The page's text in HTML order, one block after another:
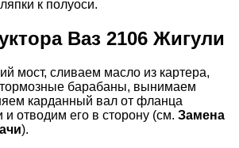
к полуоси.
Ваз 2106 Жигули
мост, сливаем масло из картера,
барабаны, вынимаем
карданный вал от фланца
отводим его в сторону (см. Замена
).